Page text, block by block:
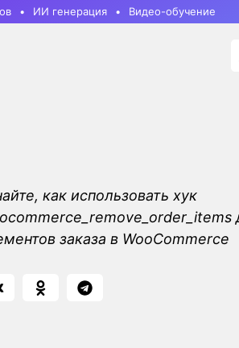
ИИ генерация Видео-обучение
как использовать хук
заказа в WooCommerce